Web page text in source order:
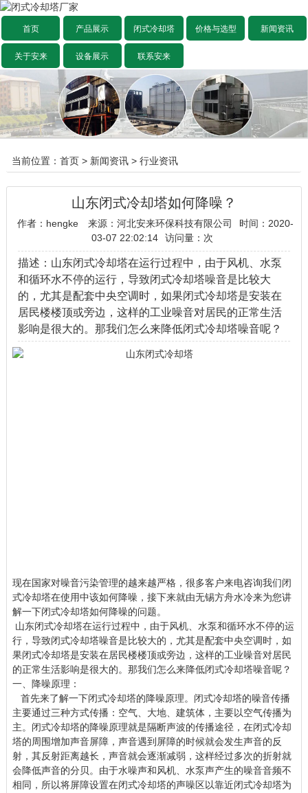
首页 产品展示 闭式冷却塔 价格与选型 新闻资讯
关于安来 设备展示 联系安来
当前位置： 首页> 新闻资讯> 行业资讯
山东闭式冷却塔如何降噪？
作者：hengke 来源：河北安来环保科技有限公司
时间：2020-
03-07 22:02:14
访问量： 次
描述：山东闭式冷却塔在运行过程中，由于风机、水泵
和循环水不停的运行，导致闭式冷却塔噪音是比较大
的，尤其是配套中央空调时，如果闭式冷却塔是安装在
居民楼楼顶或旁边，这样的工业噪音对居民的正常生活
影响是很大的。那我们怎么来降低闭式冷却塔噪音呢？
现在国家对噪音污染管理的越来越严格，很多客户来电咨询我们闭
式冷却塔在使用中该如何降噪，接下来就由无锡方舟水冷来为您讲
解一下闭式冷却塔如何降噪的问题。
山东闭式冷却塔在运行过程中，由于风机、水泵和循环水不停的运
行，导致闭式冷却塔噪音是比较大的，尤其是配套中央空调时，如
果闭式冷却塔是安装在居民楼楼顶或旁边，这样的工业噪音对居民
的正常生活影响是很大的。那我们怎么来降低闭式冷却塔噪音呢？
一、降噪原理：
首先来了解一下闭式冷却塔的降噪原理。闭式冷却塔的噪音传播
主要通过三种方式传播：空气、大地、建筑体，主要以空气传播为
主。闭式冷却塔的降噪原理就是隔断声波的传播途径，在闭式冷却
塔的周围增加声音屏障，声音遇到屏障的时候就会发生声音的反
射，其反射距离越长，声音就会逐渐减弱，这样经过多次的折射就
会降低声音的分贝。由于水噪声和风机、水泵声产生的噪音音频不
相同，所以将屏障设置在闭式冷却塔的声噪区以靠近闭式冷却塔为